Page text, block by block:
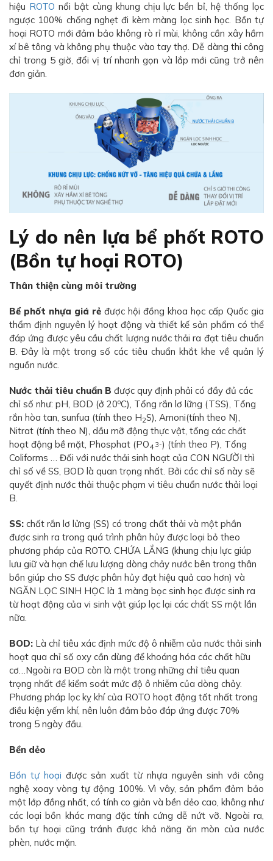
hiệu ROTO nổi bật cùng khung chịu lực bền bỉ, hệ thống lọc
ngược 100% chống nghẹt đi kèm màng lọc sinh học. Bồn tự
hoại ROTO mới đảm bảo không rò rỉ mùi, không cần xây hầm
xí bê tông và không phụ thuộc vào tay thợ. Dễ dàng thi công
chỉ trong 5 giờ, đổi vị trí nhanh gọn và lắp mới cũng trở nên
đơn giản.
Lý do nên lựa bể phốt ROTO
(Bồn tự hoại ROTO)
Thân thiện cùng môi trường
Bể phốt nhựa giá rẻ được hội đồng khoa học cấp Quốc gia
thẩm định nguyên lý hoạt động và thiết kế sản phẩm có thể
đáp ứng được yêu cầu chất lượng nước thải ra đạt tiêu chuẩn
B. Đây là một trong số các tiêu chuẩn khắt khe về quản lý
nguồn nước.
Nước thải tiêu chuẩn B được quy định phải có đầy đủ các
chỉ số như: pH, BOD (ở 20oC), Tổng rắn lơ lững (TSS), Tổng
rắn hòa tan, sunfua (tính theo H2S), Amoni(tính theo N),
Nitrat (tính theo N), dầu mỡ động thực vật, tổng các chất
hoạt động bề mặt, Phosphat (PO4 3-) (tính theo P), Tổng
Coliforms … Đối với nước thải sinh hoạt của CON NGƯỜI thì
chỉ số về SS, BOD là quan trọng nhất. Bởi các chỉ số này sẽ
quyết định nước thải thuộc phạm vi tiêu chuẩn nước thải loại
B.
SS: chất rắn lơ lửng (SS) có trong chất thải và một phần
được sinh ra trong quá trình phân hủy được loại bỏ theo
phương pháp của ROTO. CHỨA LẮNG (khung chịu lực giúp
lưu giữ và hạn chế lưu lượng dòng chảy nước bên trong thân
bồn giúp cho SS được phân hủy đạt hiệu quả cao hơn) và
NGĂN LỌC SINH HỌC là 1 màng bọc sinh học được sinh ra
từ hoạt động của vi sinh vật giúp lọc lại các chất SS một lần
nữa.
BOD: Là chỉ tiêu xác định mức độ ô nhiễm của nước thải sinh
hoạt qua chỉ số oxy cần dùng để khoáng hóa các chất hữu
cơ…Ngoài ra BOD còn là một trong những chỉ tiêu quan
trọng nhất để kiểm soát mức độ ô nhiễm của dòng chảy.
Phương pháp lọc kỵ khí của ROTO hoạt động tốt nhất trong
điều kiện yếm khí, nên luôn đảm bảo đáp ứng được 70%
trong 5 ngày đầu.
Bền dẻo
Bồn tự hoại được sản xuất từ nhựa nguyên sinh với công
nghệ xoay vòng tự động 100%. Vì vây, sản phẩm đảm bảo
một lớp đồng nhất, có tính co giản và bền dẻo cao, không như
các loại bồn khác mang đặc tính cứng dễ nứt vỡ. Ngoài ra,
bồn tự hoại cũng tránh được khả năng ăn mòn của nước
phèn, nước mặn.